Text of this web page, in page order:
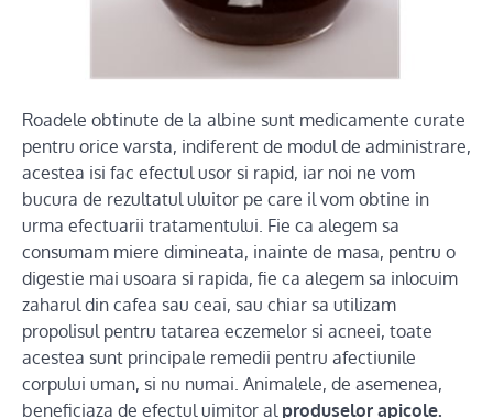
Roadele obtinute de la albine sunt medicamente curate
pentru orice varsta, indiferent de modul de administrare,
acestea isi fac efectul usor si rapid, iar noi ne vom
bucura de rezultatul uluitor pe care il vom obtine in
urma efectuarii tratamentului. Fie ca alegem sa
consumam miere dimineata, inainte de masa, pentru o
digestie mai usoara si rapida, fie ca alegem sa inlocuim
zaharul din cafea sau ceai, sau chiar sa utilizam
propolisul pentru tatarea eczemelor si acneei, toate
acestea sunt principale remedii pentru afectiunile
corpului uman, si nu numai. Animalele, de asemenea,
beneficiaza de efectul uimitor al produselor apicole.